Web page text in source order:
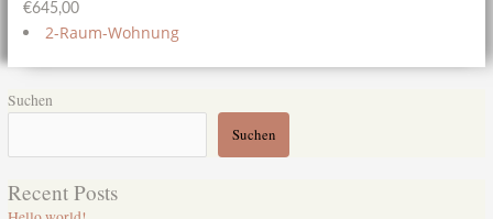
€645,00
2-Raum-Wohnung
Suchen
Suchen
Recent Posts